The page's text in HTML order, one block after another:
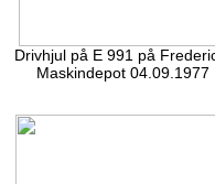
Drivhjul på E 991 på
Maskindepot 04.09.1977